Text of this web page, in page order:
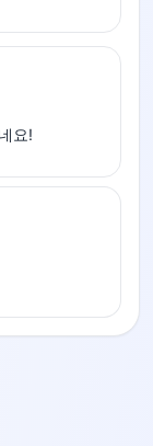
요!